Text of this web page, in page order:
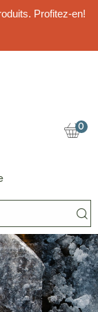
Profitez-en!
0